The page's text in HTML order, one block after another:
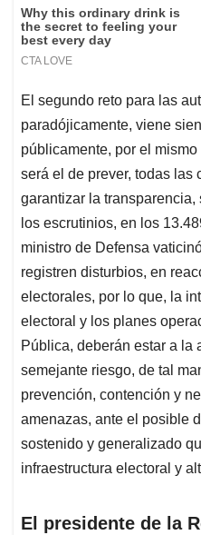
El segundo reto para las
paradójicamente, viene
públicamente, por el
será el de prever, todas las
garantizar la
los escrutinios, en los
ministro de Defensa
registren disturbios, en
electorales, por lo que, la
electoral y los planes
Pública, deberán estar a la
semejante riesgo, de tal
prevención, contención y
amenazas, ante el posible
sostenido y generalizado
infraestructura electoral y
El presidente de la